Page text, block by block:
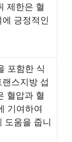
제한은 혈
긍정적인
포함한 식
스지방 섭
혈압과 혈
기여하여
도움을 줍니